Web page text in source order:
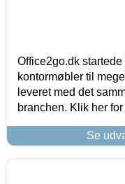
Office2go.dk
kontormøbler til
leveret med det
branchen. Klik her
Se